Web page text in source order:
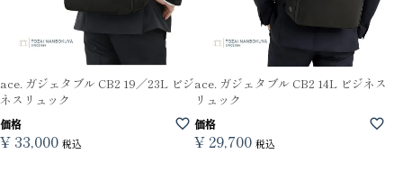
ace. ガジェタブル CB2 19／23L ビジ
ネスリュック
価格
¥ 33,000 税込
ace. ガジェタブル CB2 14L ビジネス
リュック
価格
¥29,700 税込